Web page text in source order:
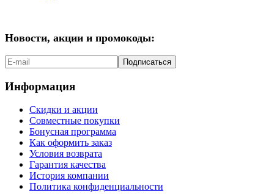
Новости, акции и промокоды:
Подписаться
Информация
Скидки и акции
Совместные покупки
Бонусная программа
Как оформить заказ
Условия возврата
Гарантия качества
История компании
Политика конфиденциальности